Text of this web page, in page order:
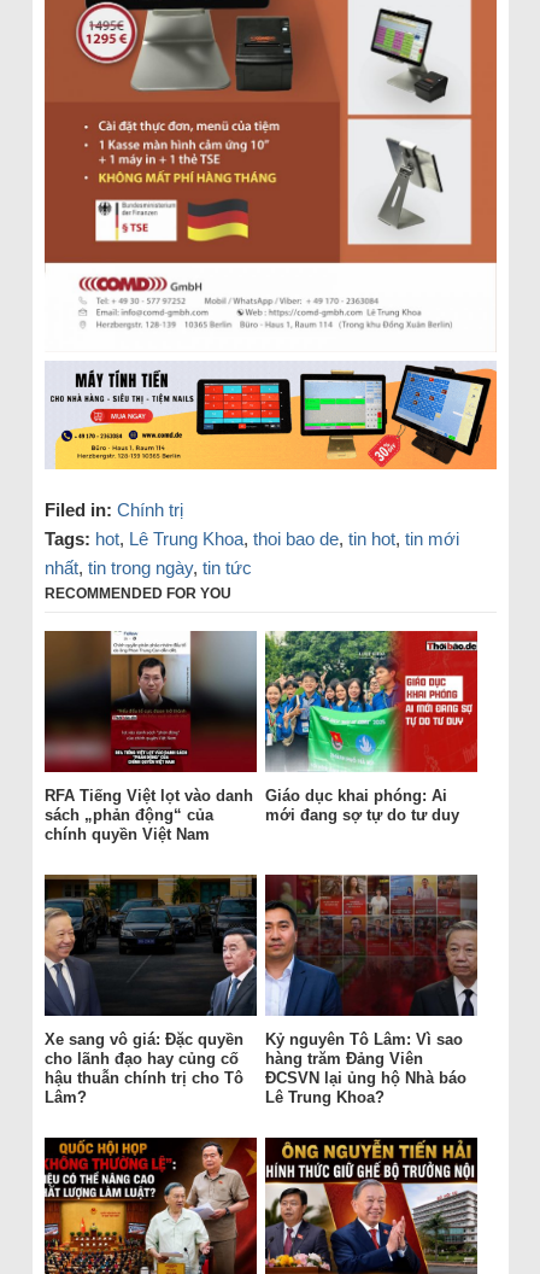
Filed in: Chính trị
Tags: hot, Lê Trung Khoa, thoi bao de, tin hot, tin mới
nhất, tin trong ngày, tin tức
RECOMMENDED FOR YOU
RFA Tiếng Việt lọt vào danh
sách „phản động“ của
chính quyền Việt Nam
Giáo dục khai phóng: Ai
mới đang sợ tự do tư duy
Xe sang vô giá: Đặc quyền
cho lãnh đạo hay củng cố
hậu thuẫn chính trị cho Tô
Lâm?
Kỷ nguyên Tô Lâm: Vì sao
hàng trăm Đảng Viên
ĐCSVN lại ủng hộ Nhà báo
Lê Trung Khoa?